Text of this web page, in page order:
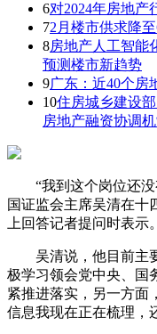
6对2024年房地产
72月楼市供求降
8房地产人工智能
预测楼市新趋势
9广东：近40个房
10住房城乡建设
房地产融资协调
“我到这个岗位还没
国证监会主席吴清在十
上回答记者提问时表示。
吴清说，他目前主要
极学习领会党中央、国
紧推进落实，另一方面
信息我现在正在梳理，